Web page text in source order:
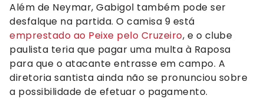
Além de Neymar, Gabigol também pode ser
desfalque na partida. O camisa 9 está
emprestado ao Peixe pelo Cruzeiro, e o clube
paulista teria que pagar uma multa à Raposa
para que o atacante entrasse em campo. A
diretoria santista ainda não se pronunciou sobre
a possibilidade de efetuar o pagamento.